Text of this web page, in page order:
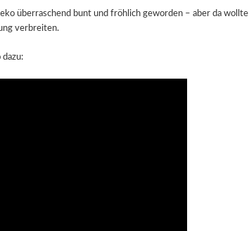
überraschend bunt und fröhlich geworden – aber da wollte
verbreiten.
dazu: